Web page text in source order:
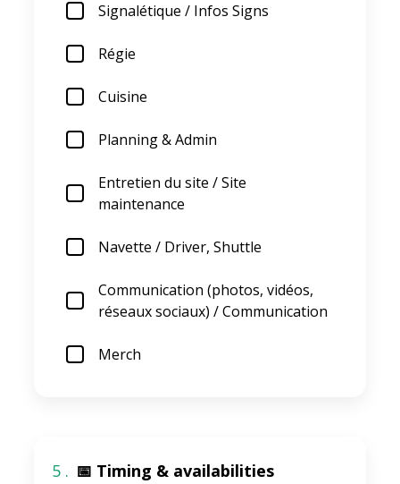
Signalétique / Infos Signs
Régie
Cuisine
Planning & Admin
Entretien du site / Site
maintenance
Navette / Driver, Shuttle
Communication (photos, vidéos,
réseaux sociaux) / Communication
Merch
5 . 📅 Timing & availabilities